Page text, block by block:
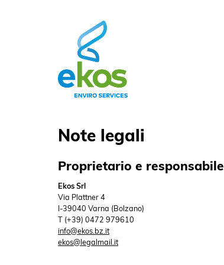
Note legali
Proprietario e
Ekos Srl
Via Plattner 4
I-39040 Varna (Bolzano)
T (+39) 0472 979610
info@ekos.bz.it
ekos@legalmail.it